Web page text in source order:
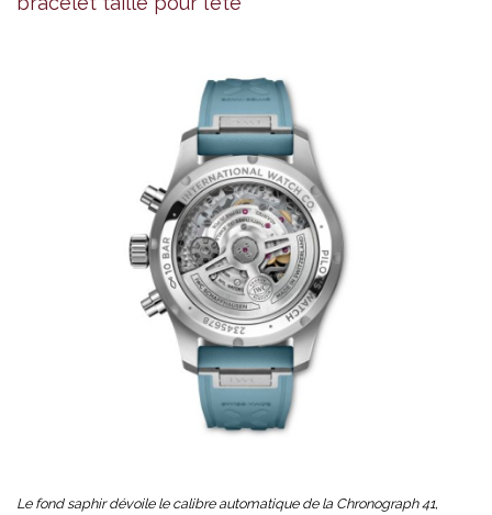
Le fond saphir dévoile le calibre automatique de la Chronograph 41,